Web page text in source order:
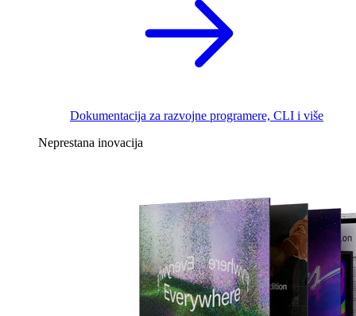
Dokumentacija za razvojne programere, CLI i više
Neprestana inovacija